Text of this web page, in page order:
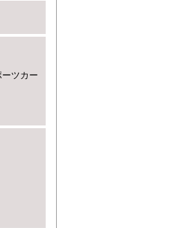
ツカー